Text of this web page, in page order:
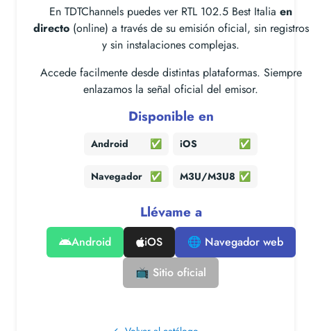
En TDTChannels puedes ver RTL 102.5 Best Italia en
directo(online) a través de su emisión oficial, sin registros
y sin instalaciones complejas.
Accede facilmente desde distintas plataformas. Siempre
enlazamos la señal oficial del emisor.
Disponible en
Android ✅ iOS ✅
Navegador ✅ M3U/M3U8 ✅
Llévame a
Android iOS
🌐 Navegador web
📺 Sitio oficial